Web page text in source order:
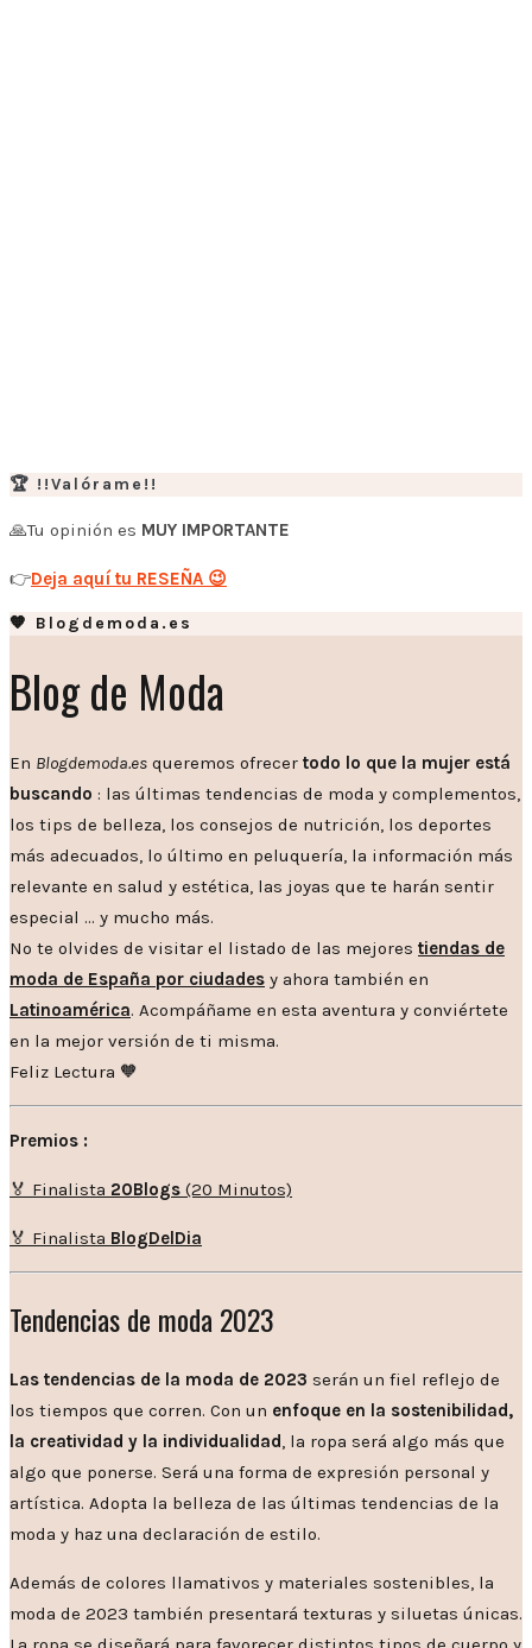
🏆 !!Valórame!!
🙏Tu opinión es MUY IMPORTANTE
👉Deja aquí tu RESEÑA 😉
🧡 Blogdemoda.es
Blog de Moda
En Blogdemoda.es queremos ofrecer todo lo que la mujer está
buscando : las últimas tendencias de moda y complementos,
los tips de belleza, los consejos de nutrición, los deportes
más adecuados, lo último en peluquería, la información más
relevante en salud y estética, las joyas que te harán sentir
especial … y mucho más.
No te olvides de visitar el listado de las mejores tiendas de
moda de España por ciudades y ahora también en
Latinoamérica. Acompáñame en esta aventura y conviértete
en la mejor versión de ti misma.
Feliz Lectura 🧡
Premios :
🏅 Finalista 20Blogs (20 Minutos)
🏅 Finalista BlogDelDia
Tendencias de moda 2023
Las tendencias de la moda de 2023 serán un fiel reflejo de
los tiempos que corren. Con un enfoque en la sostenibilidad,
la creatividad y la individualidad, la ropa será algo más que
algo que ponerse. Será una forma de expresión personal y
artística. Adopta la belleza de las últimas tendencias de la
moda y haz una declaración de estilo.
Además de colores llamativos y materiales sostenibles, la
moda de 2023 también presentará texturas y siluetas únicas.